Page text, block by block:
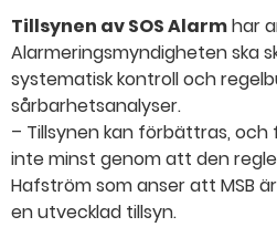
Tillsynen av SOS Alarmhar
Alarmeringsmyndigheten ska
systematisk kontroll och
sårbarhetsanalyser.
– Tillsynen kan förbättras,
inte minst genom att den
Hafström som anser att MSB
en utvecklad tillsyn.